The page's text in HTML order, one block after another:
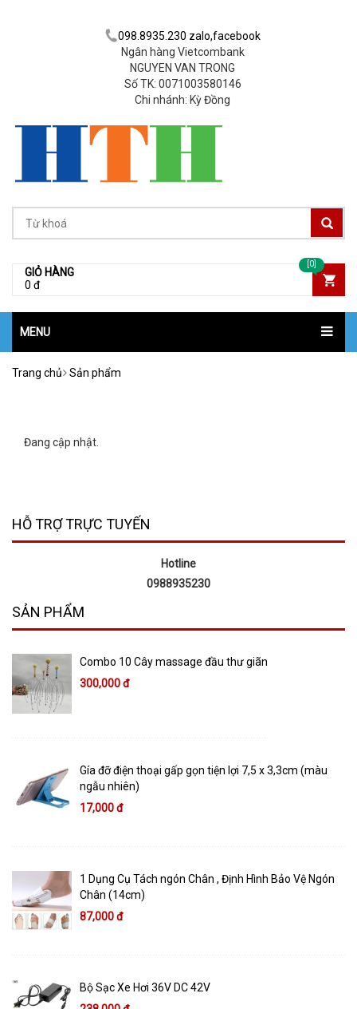
098.8935.230 zalo,facebook
Ngân hàng Vietcombank
NGUYEN VAN TRONG
Số TK: 0071003580146
Chi nhánh: Kỳ Đồng
GIỎ HÀNG
0 đ
[0]
MENU
Trang chủ Sản phẩm
Đang cập nhật.
HỖ TRỢ TRỰC TUYẾN
Hotline
0988935230
SẢN PHẨM
Combo 10 Cây massage đầu thư giãn
300,000 đ
Gía đỡ điện thoại gấp gọn tiện lợi 7,5 x 3,3cm (màu
ngẫu nhiên)
17,000 đ
1 Dụng Cụ Tách ngón Chân , Định Hình Bảo Vệ Ngón
Chân (14cm)
87,000 đ
Bộ Sạc Xe Hơi 36V DC 42V